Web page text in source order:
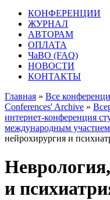
КОНФЕРЕНЦИИ
ЖУРНАЛ
АВТОРАМ
ОПЛАТА
ЧаВО (FAQ)
НОВОСТИ
КОНТАКТЫ
Главная » Все
Conferences' Archive »
интернет-конференция
международным
нейрохирургия и
и